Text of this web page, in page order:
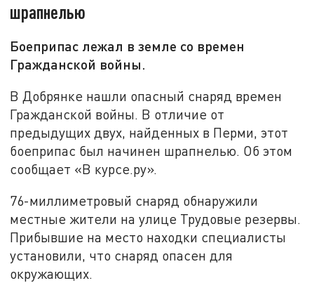
шрапнелью
Боеприпас лежал в земле со времен
Гражданской войны.
В Добрянке нашли опасный снаряд времен
Гражданской войны. В отличие от
предыдущих двух, найденных в Перми, этот
боеприпас был начинен шрапнелью. Об этом
сообщает «В курсе.ру».
76-миллиметровый снаряд обнаружили
местные жители на улице Трудовые резервы.
Прибывшие на место находки специалисты
установили, что снаряд опасен для
окружающих.